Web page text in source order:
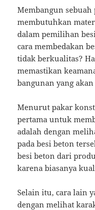
Membangun
membutuhkan
dalam pemilihan
cara membedakan
tidak berkualitas?
memastikan
bangunan yang
Menurut pakar
pertama untuk
adalah dengan
pada besi beton
besi beton dari
karena biasanya
Selain itu, cara lain
dengan melihat